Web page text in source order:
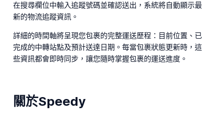
在搜尋欄位中輸入追蹤號碼並確認送出，系統將自動顯示最
新的物流追蹤資訊。
詳細的時間軸將呈現您包裹的完整運送歷程：目前位置、已
完成的中轉站點及預計送達日期。每當包裹狀態更新時，這
些資訊都會即時同步，讓您隨時掌握包裹的運送進度。
關於Speedy